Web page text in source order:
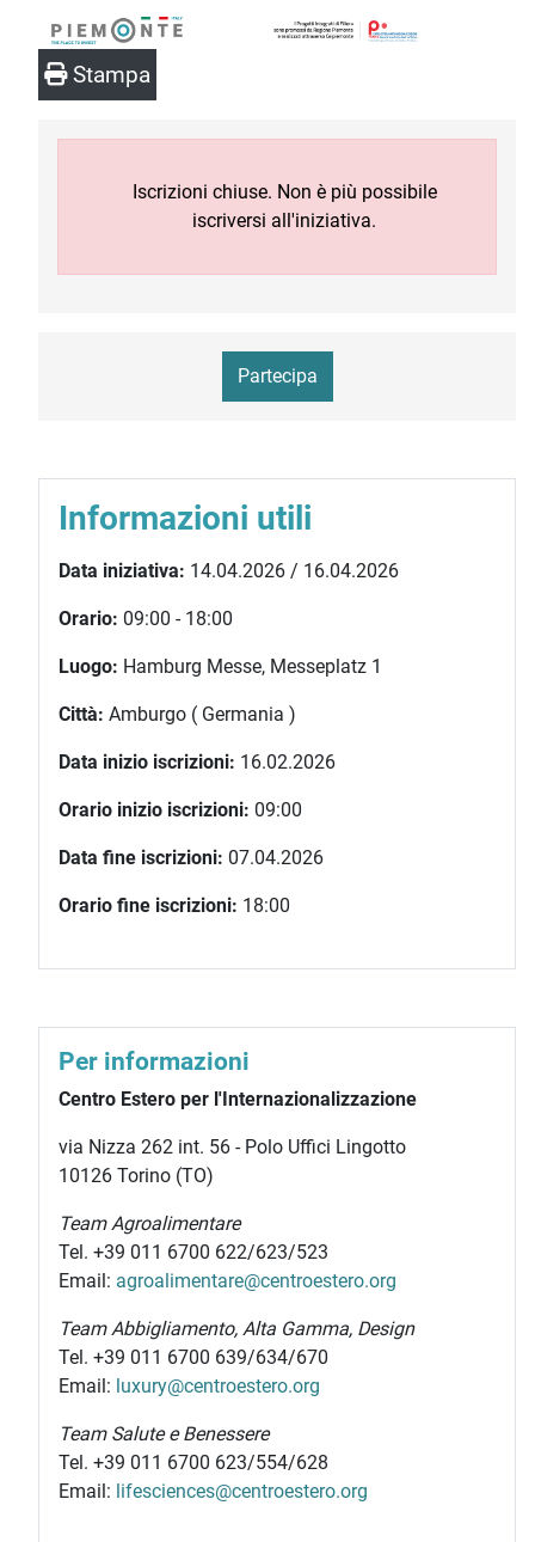
Stampa
Iscrizioni chiuse. Non è più possibile
iscriversi all'iniziativa.
Partecipa
Informazioni utili
Data iniziativa: 14.04.2026 / 16.04.2026
Orario: 09:00 - 18:00
Luogo: Hamburg Messe, Messeplatz 1
Città: Amburgo ( Germania )
Data inizio iscrizioni: 16.02.2026
Orario inizio iscrizioni: 09:00
Data fine iscrizioni: 07.04.2026
Orario fine iscrizioni: 18:00
Per informazioni
Centro Estero per l'Internazionalizzazione
via Nizza 262 int. 56 - Polo Uffici Lingotto
10126 Torino (TO)
Team Agroalimentare
Tel. +39 011 6700 622/623/523
Email: agroalimentare@centroestero.org
Team Abbigliamento, Alta Gamma, Design
Tel. +39 011 6700 639/634/670
Email: luxury@centroestero.org
Team Salute e Benessere
Tel. +39 011 6700 623/554/628
Email: lifesciences@centroestero.org